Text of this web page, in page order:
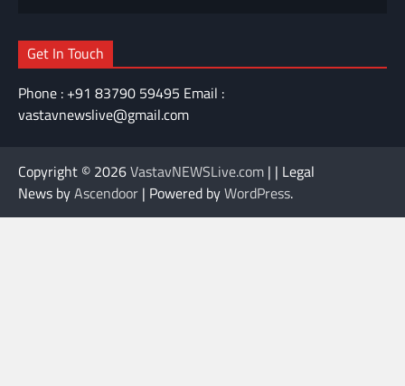
Get In Touch
Phone : +91 83790 59495 Email :
vastavnewslive@gmail.com
Copyright © 2026VastavNEWSLive.com | | Legal
News byAscendoor | Powered byWordPress.